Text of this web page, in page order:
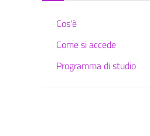
Cos'è
Come si accede
Programma di studio